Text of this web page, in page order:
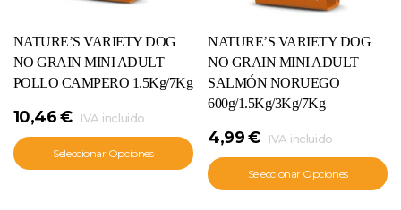
NATURE’S VARIETY DOG
NO GRAIN MINI ADULT
POLLO CAMPERO 1.5Kg/7Kg
10,46€ IVA incluido
Seleccionar Opciones
NATURE’S VARIETY DOG
NO GRAIN MINI ADULT
SALMÓN NORUEGO
600g/1.5Kg/3Kg/7Kg
4,99€ IVA incluido
Seleccionar Opciones